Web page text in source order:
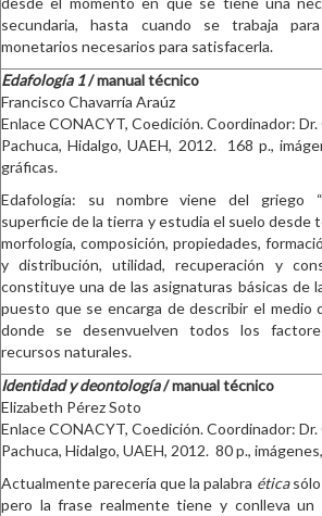
secundaria, hasta cuando se trabaja
monetarios necesarios para satisfacerla.
Edafología 1/ manual técnico
Francisco Chavarría Araúz
Enlace CONACYT, Coedición. Coordinador:
Pachuca, Hidalgo, UAEH, 2012. 168 p.,
gráficas.
Edafología: su nombre viene del griego
superficie de la tierra y estudia el suelo desde
morfología, composición, propiedades,
y distribución, utilidad, recuperación y
constituye una de las asignaturas básicas de
puesto que se encarga de describir el medio
donde se desenvuelven todos los
recursos naturales.
Identidad y deontología/ manual técnico
Elizabeth Pérez Soto
Enlace CONACYT, Coedición. Coordinador:
Pachuca, Hidalgo, UAEH, 2012. 80 p.,
Actualmente parecería que la palabra éticasólo
pero la frase realmente tiene y conlleva